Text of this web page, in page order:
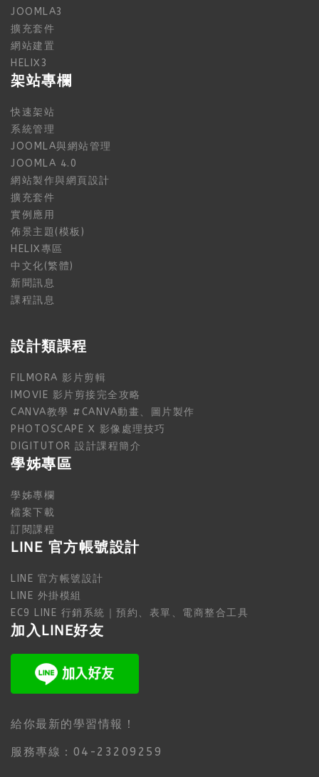
JOOMLA3
擴充套件
網站建置
HELIX3
架站專欄
快速架站
系統管理
JOOMLA與網站管理
JOOMLA 4.0
網站製作與網頁設計
擴充套件
實例應用
佈景主題(模板)
HELIX專區
中文化(繁體)
新聞訊息
課程訊息
設計類課程
FILMORA 影片剪輯
IMOVIE 影片剪接完全攻略
CANVA教學 #CANVA動畫、圖片製作
PHOTOSCAPE X 影像處理技巧
DIGITUTOR 設計課程簡介
學姊專區
學姊專欄
檔案下載
訂閱課程
LINE 官方帳號設計
LINE 官方帳號設計
LINE 外掛模組
EC9 LINE 行銷系統｜預約、表單、電商整合工具
加入LINE好友
給你最新的學習情報！
服務專線：04-23209259